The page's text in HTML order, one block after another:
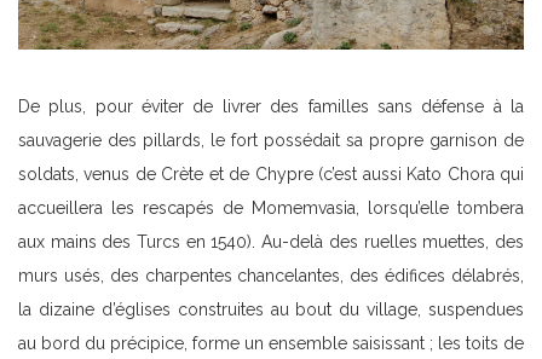
De plus, pour éviter de livrer des familles sans défense à la
sauvagerie des pillards, le fort possédait sa propre garnison de
soldats, venus de Crète et de Chypre (c’est aussi Kato Chora qui
accueillera les rescapés de Momemvasia, lorsqu’elle tombera
aux mains des Turcs en 1540). Au-delà des ruelles muettes, des
murs usés, des charpentes chancelantes, des édifices délabrés,
la dizaine d’églises construites au bout du village, suspendues
au bord du précipice, forme un ensemble saisissant ; les toits de